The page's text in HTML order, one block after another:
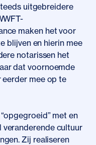
uitgebreidere
maken het voor
blijven en hierin mee
notarissen het
dat voornoemde
mee op te
met en
veranderende cultuur
Zij realiseren